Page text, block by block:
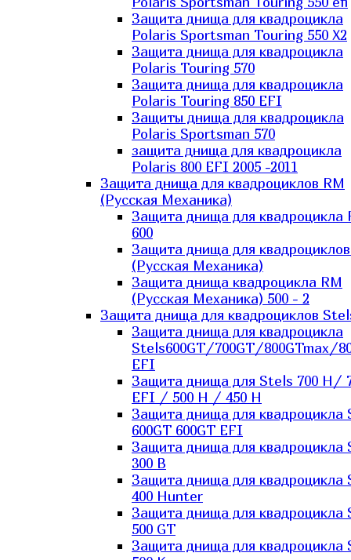
Защита днища для квадроцикла
Polaris Sportsman Touring 550 X2
Защита днища для квадроцикла
Polaris Touring 570
Защита днища для квадроцикла
Polaris Touring 850 EFI
Защиты днища для квадроцикла
Polaris Sportsman 570
защита днища для квадроцикла
Polaris 800 EFI 2005 -2011
Защита днища для квадроциклов RM
(Русская Механика)
Защита днища для квадроцикла
600
Защита днища для
(Русская Механика)
Защита днища квадроцикла RM
(Русская Механика) 500 - 2
Защита днища для квадроциклов
Защита днища для квадроцикла
Stels600GT/700GT/800GTmax/
EFI
Защита днища для Stels 700 H/
EFI / 500 H / 450 H
Защита днища для квадроцикла
600GT 600GT EFI
Защита днища для квадроцикла
300 B
Защита днища для квадроцикла
400 Hunter
Защита днища для квадроцикла
500 GT
Защита днища для квадроцикла